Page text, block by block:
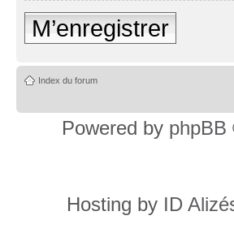
M’enregistrer
Index du forum
Powered by phpBB
Hosting by ID